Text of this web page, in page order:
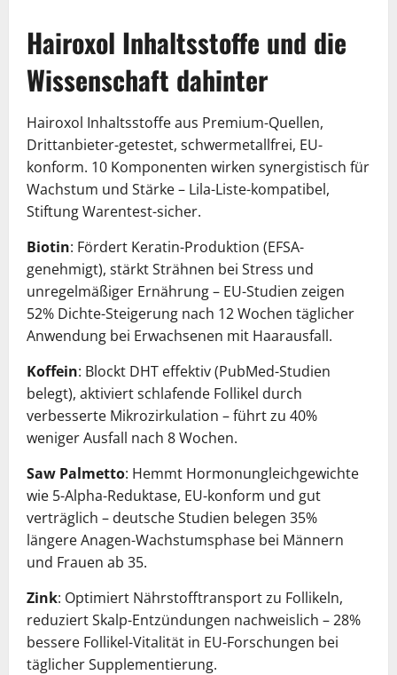
Hairoxol Inhaltsstoffe und die
Wissenschaft dahinter
Hairoxol Inhaltsstoffe aus Premium-Quellen,
Drittanbieter-getestet, schwermetallfrei, EU-
konform. 10 Komponenten wirken synergistisch für
Wachstum und Stärke – Lila-Liste-kompatibel,
Stiftung Warentest-sicher.
Biotin: Fördert Keratin-Produktion (EFSA-
genehmigt), stärkt Strähnen bei Stress und
unregelmäßiger Ernährung – EU-Studien zeigen
52% Dichte-Steigerung nach 12 Wochen täglicher
Anwendung bei Erwachsenen mit Haarausfall.
Koffein: Blockt DHT effektiv (PubMed-Studien
belegt), aktiviert schlafende Follikel durch
verbesserte Mikrozirkulation – führt zu 40%
weniger Ausfall nach 8 Wochen.
Saw Palmetto: Hemmt Hormonungleichgewichte
wie 5-Alpha-Reduktase, EU-konform und gut
verträglich – deutsche Studien belegen 35%
längere Anagen-Wachstumsphase bei Männern
und Frauen ab 35.
Zink: Optimiert Nährstofftransport zu Follikeln,
reduziert Skalp-Entzündungen nachweislich – 28%
bessere Follikel-Vitalität in EU-Forschungen bei
täglicher Supplementierung.